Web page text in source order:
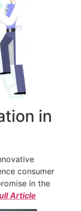
in
consumer
in the
Article